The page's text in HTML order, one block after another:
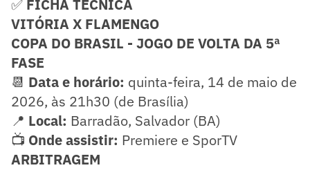
✅ FICHA TÉCNICA
VITÓRIA X FLAMENGO
COPA DO BRASIL - JOGO DE VOLTA DA 5ª
FASE
📆 Data e horário: quinta-feira, 14 de maio de
2026, às 21h30 (de Brasília)
📍 Local: Barradão, Salvador (BA)
📺 Onde assistir: Premiere e SporTV
ARBITRAGEM